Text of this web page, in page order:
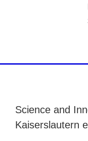
Science and
Kaiserslautern